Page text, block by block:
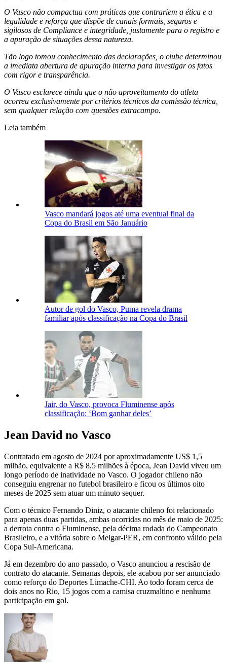
O Vasco não compactua com práticas que contrariem a ética e a
legalidade e reforça que dispõe de canais formais, seguros e
sigilosos de Compliance e integridade, justamente para o registro e
a apuração de situações dessa natureza.
Tão logo tomou conhecimento das declarações, o clube determinou
a imediata abertura de apuração interna para investigar os fatos
com rigor e transparência.
O Vasco esclarece ainda que o não aproveitamento do atleta
ocorreu exclusivamente por critérios técnicos da comissão técnica,
sem qualquer relação com questões extracampo.
Leia também
Vasco mandará jogos até uma eventual final da
Copa do Brasil em São Januário
Autor de gol do Vasco, Puma revela drama
familiar após classificação na Copa do Brasil
Jair, do Vasco, provoca Fluminense após
classificação: ‘Bom ganhar deles’
Jean David no Vasco
Contratado em agosto de 2024 por aproximadamente US$ 1,5
milhão, equivalente a R$ 8,5 milhões à época, Jean David viveu um
longo período de inatividade no Vasco. O jogador chileno não
conseguiu engrenar no futebol brasileiro e ficou os últimos oito
meses de 2025 sem atuar um minuto sequer.
Com o técnico Fernando Diniz, o atacante chileno foi relacionado
para apenas duas partidas, ambas ocorridas no mês de maio de 2025:
a derrota contra o Fluminense, pela décima rodada do Campeonato
Brasileiro, e a vitória sobre o Melgar-PER, em confronto válido pela
Copa Sul-Americana.
Já em dezembro do ano passado, o Vasco anunciou a rescisão de
contrato do atacante. Semanas depois, ele acabou por ser anunciado
como reforço do Deportes Limache-CHI. Ao todo foram cerca de
dois anos no Rio, 15 jogos com a camisa cruzmaltino e nenhuma
participação em gol.